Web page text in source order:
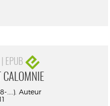
EPUB
CALOMNIE
....). Auteur